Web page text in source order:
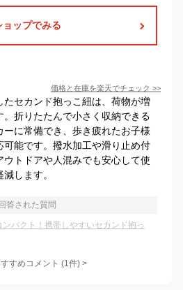
ョップでみる
価格と在庫を楽天でチェック >>
セカンド抱っこ紐は、荷物が増
。折りたたんで小さく収納できる
ーに常備でき、歩き疲れたお子様
能です。撥水加工や滑り止め付
ウトドアや人混みでも安心して使
します。
回答された質問
パクト！携帯しやすいセカンド抱っ
すめコメント (1件) >